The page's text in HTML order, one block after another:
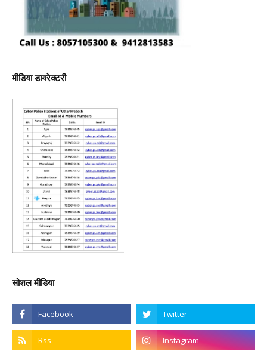
मीडिया डायरेक्टरी
सोशल मीडिया